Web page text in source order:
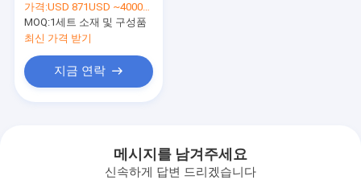
가격:USD 871USD ~4000USD or more based on the sizes
MOQ:1세트 소재 및 구성품
최신 가격 받기
지금 연락
메시지를 남겨주세요
신속하게 답변 드리겠습니다